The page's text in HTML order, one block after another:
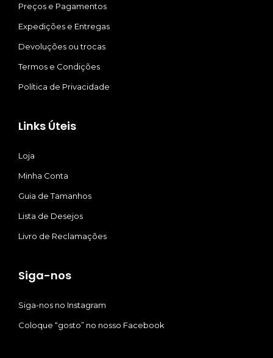
Preços e Pagamentos
Expedições e Entregas
Devoluções ou trocas
Termos e Condições
Política de Privacidade
Links Úteis
Loja
Minha Conta
Guia de Tamanhos
Lista de Desejos
Livro de Reclamações
Siga-nos
Siga-nos no Instagram
Coloque “gosto” no nosso Facebook